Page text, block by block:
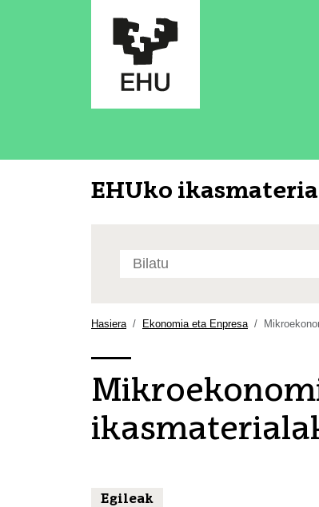
EHUko
atarian
aurreratua…
Hasiera Ekonomia eta Enpresa
Egileak